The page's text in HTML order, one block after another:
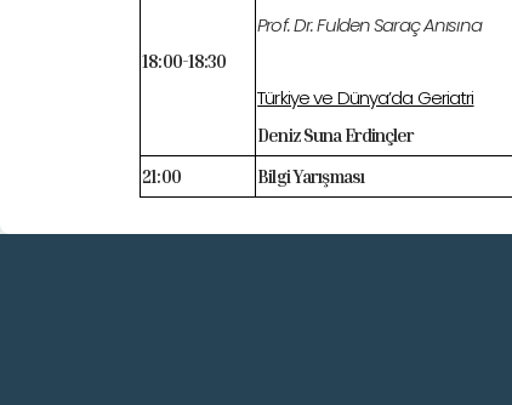
18:00-18:30
Prof. Dr. Fulden Saraç Anısına
Türkiye ve Dünya’da Geriatri
Deniz Suna Erdinçler
21:00
Bilgi Yarışması